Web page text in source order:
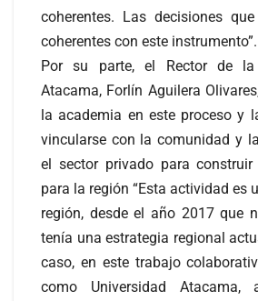
coherentes. Las decisiones
coherentes con este instrumento”.
Por su parte, el Rector de la
Atacama, Forlín Aguilera
la academia en este proceso y
vincularse con la comunidad y
el sector privado para
para la región “Esta actividad es
región, desde el año 2017 que
tenía una estrategia regional
caso, en este trabajo
como Universidad Atacama,